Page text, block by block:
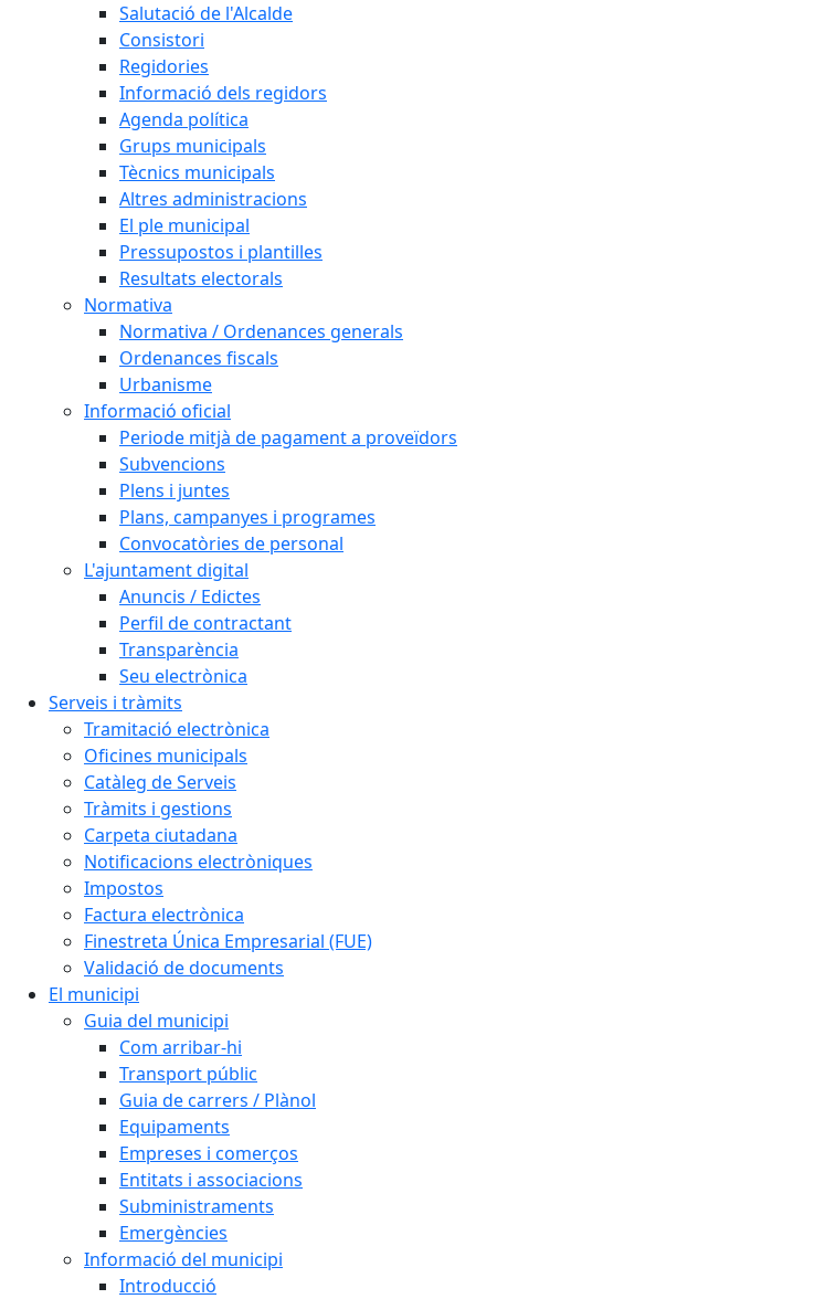
Salutació de l'Alcalde
Consistori
Regidories
Informació dels regidors
Agenda política
Grups municipals
Tècnics municipals
Altres administracions
El ple municipal
Pressupostos i plantilles
Resultats electorals
Normativa
Normativa / Ordenances generals
Ordenances fiscals
Urbanisme
Informació oficial
Periode mitjà de pagament a proveïdors
Subvencions
Plens i juntes
Plans, campanyes i programes
Convocatòries de personal
L'ajuntament digital
Anuncis / Edictes
Perfil de contractant
Transparència
Seu electrònica
Serveis i tràmits
Tramitació electrònica
Oficines municipals
Catàleg de Serveis
Tràmits i gestions
Carpeta ciutadana
Notificacions electròniques
Impostos
Factura electrònica
Finestreta Única Empresarial (FUE)
Validació de documents
El municipi
Guia del municipi
Com arribar-hi
Transport públic
Guia de carrers / Plànol
Equipaments
Empreses i comerços
Entitats i associacions
Subministraments
Emergències
Informació del municipi
Introducció